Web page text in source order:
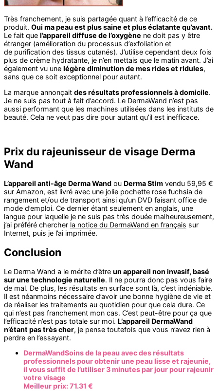
Très franchement, je suis partagée quant à l’efficacité de ce
produit. Oui ma peau est plus saine et plus éclatante qu’avant.
Le fait que l’appareil diffuse de l’oxygène ne doit pas y être
étranger (amélioration du processus d’exfoliation et
de purification des tissus cutanés). J’utilise cependant deux fois
plus de crème hydratante, je n’en mettais que le matin avant. J’ai
également vu une légère diminution de mes rides et ridules,
sans que ce soit exceptionnel pour autant.
La marque annonçait des résultats professionnels à domicile.
Je ne suis pas tout à fait d’accord. Le DermaWand n’est pas
aussi performant que les machines utilisées dans les instituts de
beauté. Cela ne veut pas dire pour autant qu’il est inefficace.
Prix du rajeunisseur de visage Derma
Wand
L’appareil anti-âge Derma Wand ou Derma Stim vendu 59,95 €
sur Amazon, est livré avec une jolie pochette rose fuchsia de
rangement et/ou de transport ainsi qu’un DVD faisant office de
mode d’emploi. Ce dernier étant seulement en anglais, une
langue pour laquelle je ne suis pas très douée malheureusement,
j’ai préféré chercher la notice du DermaWand en français sur
Internet, puis je l’ai imprimée.
Conclusion
Le Derma Wand a le mérite d’être un appareil non invasif, basé
sur une technologie naturelle. Il ne pourra donc pas vous faire
de mal. De plus, les résultats en surface sont là, c’est indéniable.
Il est néanmoins nécessaire d’avoir une bonne hygiène de vie et
de réaliser les traitements au quotidien pour que cela dure. Ce
qui n’est pas franchement mon cas. C’est peut-être pour ça que
l’efficacité n’est pas totale sur moi. L’appareil DermaWand
n’étant pas très cher, je pense toutefois que vous n’avez rien à
perdre en l’essayant.
DermaWandSoins de la peau avec des résultats
professionnels pour obtenir une peau lisse et rajeunie,
il vous suffit de l’utiliser 3 minutes par jour pour rajeunir
votre visage
Meilleur prix:71.31 €